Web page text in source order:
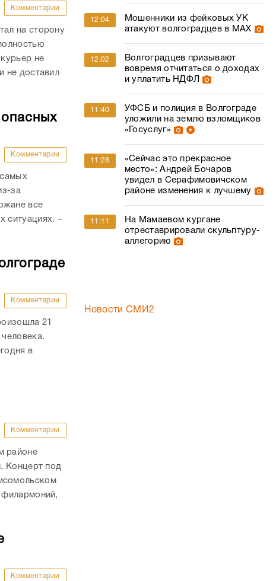
Комментарии
на сторону
не
не доставил
Комментарии
самых
за
все
ситуациях. –
Комментарии
21
в
Комментарии
районе
Концерт под
филармоний,
Комментарии
12:04
Мошенники из фейковых УК
атакуют волгоградцев в МАХ
12:02
Волгоградцев призывают
вовремя отчитаться о доходах
и уплатить НДФЛ
11:40
УФСБ и полиция в Волгограде
уложили на землю взломщиков
«Госуслуг»
11:28
«Сейчас это прекрасное
место»: Андрей Бочаров
увидел в Серафимовичском
районе изменения к лучшему
11:11
На Мамаевом кургане
отреставрировали скульптуру-
аллегорию
Новости СМИ2